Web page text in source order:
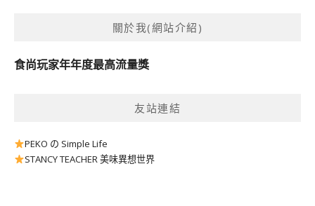
關於我(網站介紹)
食尚玩家年年度最高流量獎
友站連結
PEKO の Simple Life
STANCY TEACHER 美味異想世界